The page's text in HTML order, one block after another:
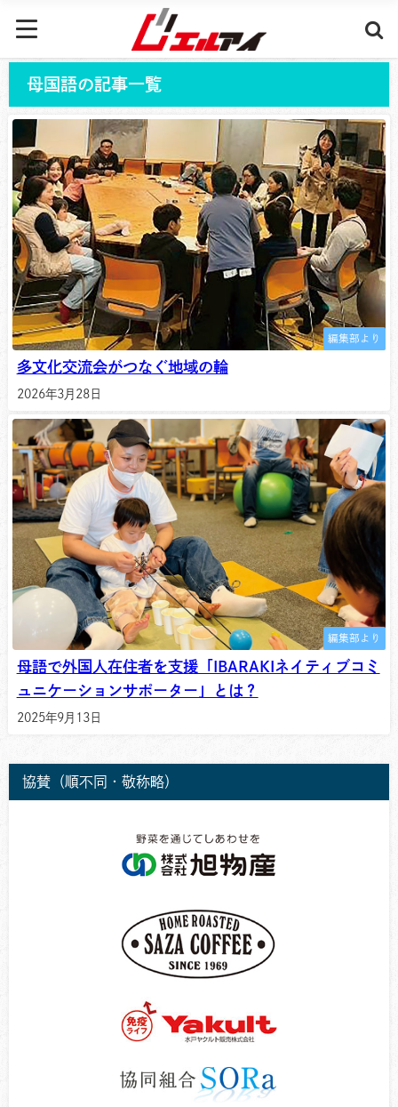
母国語の記事一覧
編集部より
多文化交流会がつなぐ地域の輪
2026年3月28日
編集部より
母語で外国人在住者を支援「IBARAKIネイティブコミ
ュニケーションサポーター」とは？
2025年9月13日
協賛（順不同・敬称略）